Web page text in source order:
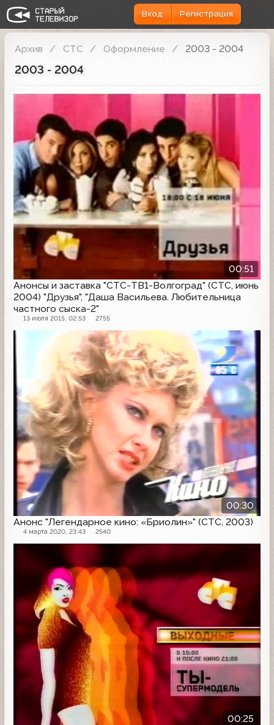
Вход Регистрация
Архив СТС Оформление 2003 - 2004
2003 - 2004
00:51
Анонсы и заставка "СТС-ТВ1-Волгоград" (СТС, июнь
2004) "Друзья", "Даша Васильева. Любительница
частного сыска-2"
13 июля 2015, 02:53 2755
00:30
Анонс "Легендарное кино: «Бриолин»" (СТС, 2003)
4 марта 2020, 23:43 2540
00:25